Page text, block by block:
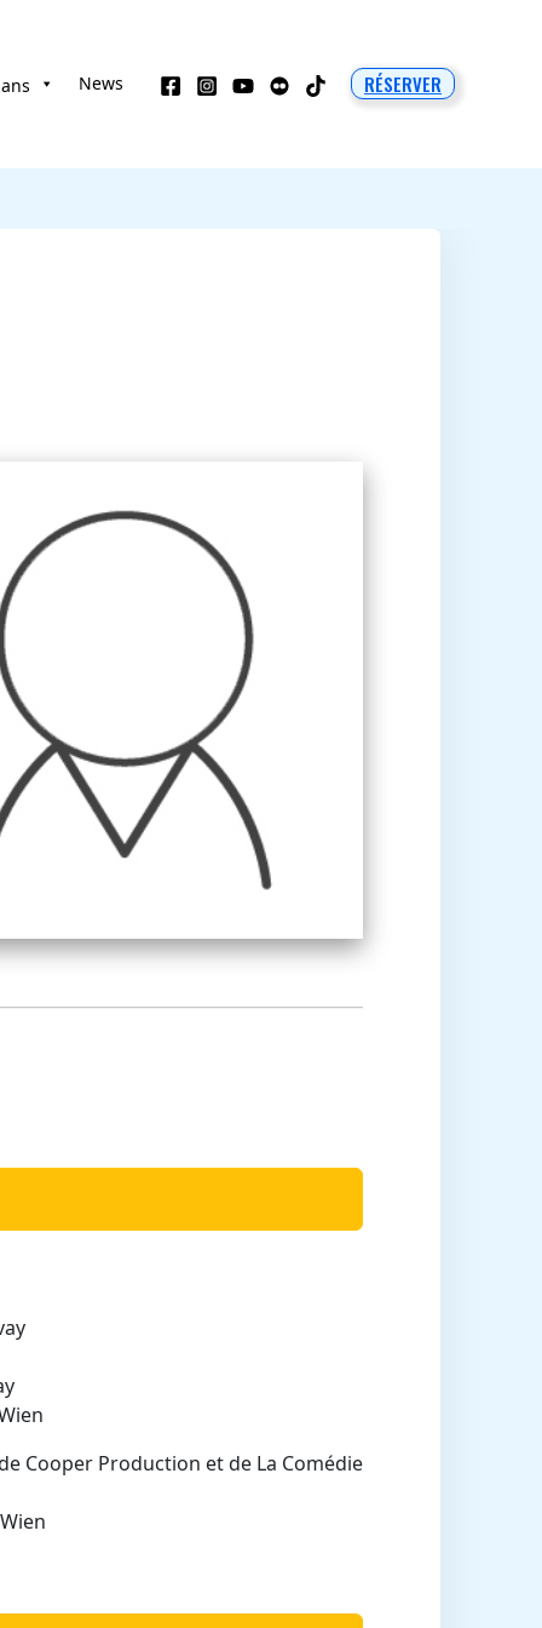
News RÉSERVER
Cooper Production et de La Comédie